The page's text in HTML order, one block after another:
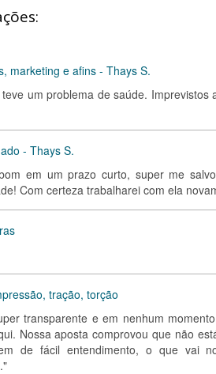
marketing e afins - Thays S.
um problema de saúde. Imprevistos
- Thays S.
em um prazo curto, super me
Com certeza trabalharei com ela
tração, torção
transparente e em nenhum
Nossa aposta comprovou que não
de fácil entendimento, o que vai